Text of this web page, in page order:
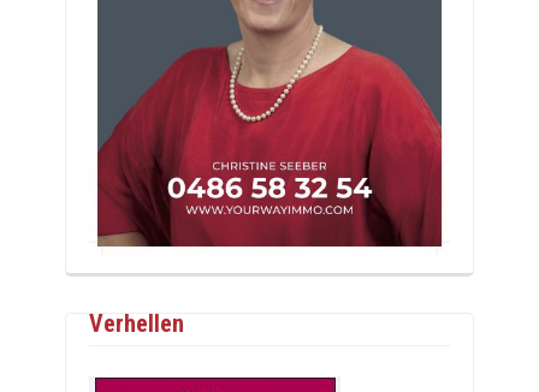
Verhellen